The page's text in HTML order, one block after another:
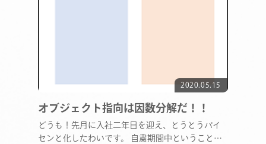
2020.05.15
オブジェクト指向は因数分解だ！！
どうも！先月に入社二年目を迎え、とうとうパイ
センと化したわいです。 自粛期間中ということ